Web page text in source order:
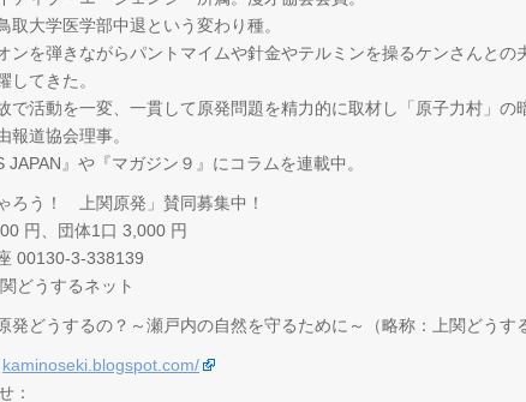
取大学医学部中退という変わり種。
ンを弾きながらパントマイムや針金やテルミンを操るケンさんとの
してきた。
で活動を一変、一貫して原発問題を精力的に取材し「原子力村」の
報道協会理事。
JAPAN』や『マガジン９』にコラムを連載中。
ろう！ 上関原発」賛同募集中！
円、団体1口 3,000 円
00130-3-338139
どうするネット
発どうするの？～瀬戸内の自然を守るために～（略称：上関どうす
kaminoseki.blogspot.com/
：